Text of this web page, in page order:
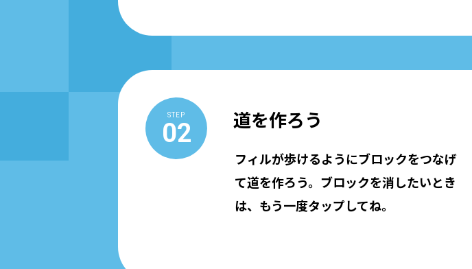
STEP
02 道を作ろう
フィルが歩けるようにブロックをつなげ
て道を作ろう。ブロックを消したいとき
は、もう一度タップしてね。